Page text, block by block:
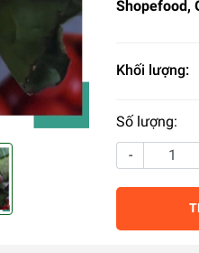
Shopefood,
Khối lượng:
Số lượng:
-